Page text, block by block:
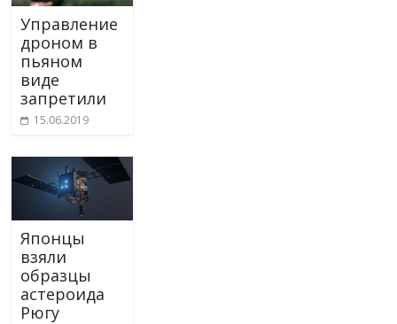
Управление
дроном в
пьяном
виде
запретили
15.06.2019
Японцы
взяли
образцы
астероида
Рюгу